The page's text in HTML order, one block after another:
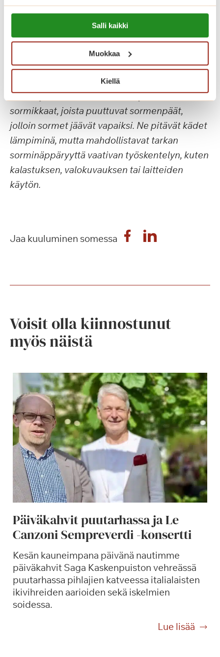
Lue lisää evästeistä:
https://sagacare.fi/evasteet/
Salli kaikki
Muokkaa
Kiellä
Aurinkoisia pakkaspäiviä kaikille ja nautitaan
talvesta!
Lämpimin terveisin, Saga Kaskenpuiston väki
PS. AI-yhteenvedon mukaankynsikkäät ovat
sormikkaat, joista puuttuvat sormenpäät,
jolloin sormet jäävät vapaiksi. Ne pitävät kädet
lämpiminä, mutta mahdollistavat tarkan
sorminäppäryyttä vaativan työskentelyn, kuten
kalastuksen, valokuvauksen tai laitteiden
käytön.
Jaa kuuluminen somessa
Voisit olla kiinnostunut
myös näistä
Päiväkahvit puutarhassa ja Le
Canzoni Sempreverdi -konsertti
Kesän kauneimpana päivänä nautimme
päiväkahvit Saga Kaskenpuiston vehreässä
puutarhassa pihlajien katveessa italialaisten
ikivihreiden aarioiden sekä iskelmien
soidessa.
Lue lisää
P